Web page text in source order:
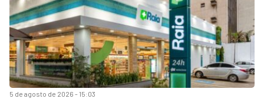
5 de agosto de 2026 - 15:03